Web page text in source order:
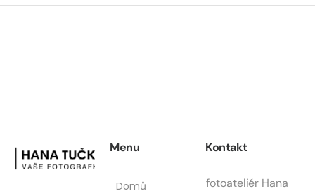
Menu
Domů
Kontakt
fotoateliér Hana